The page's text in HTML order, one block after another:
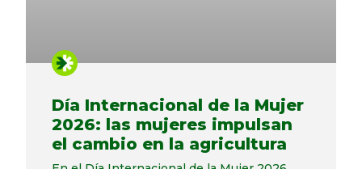
Día Internacional de la Mujer
2026: las mujeres impulsan
el cambio en la agricultura